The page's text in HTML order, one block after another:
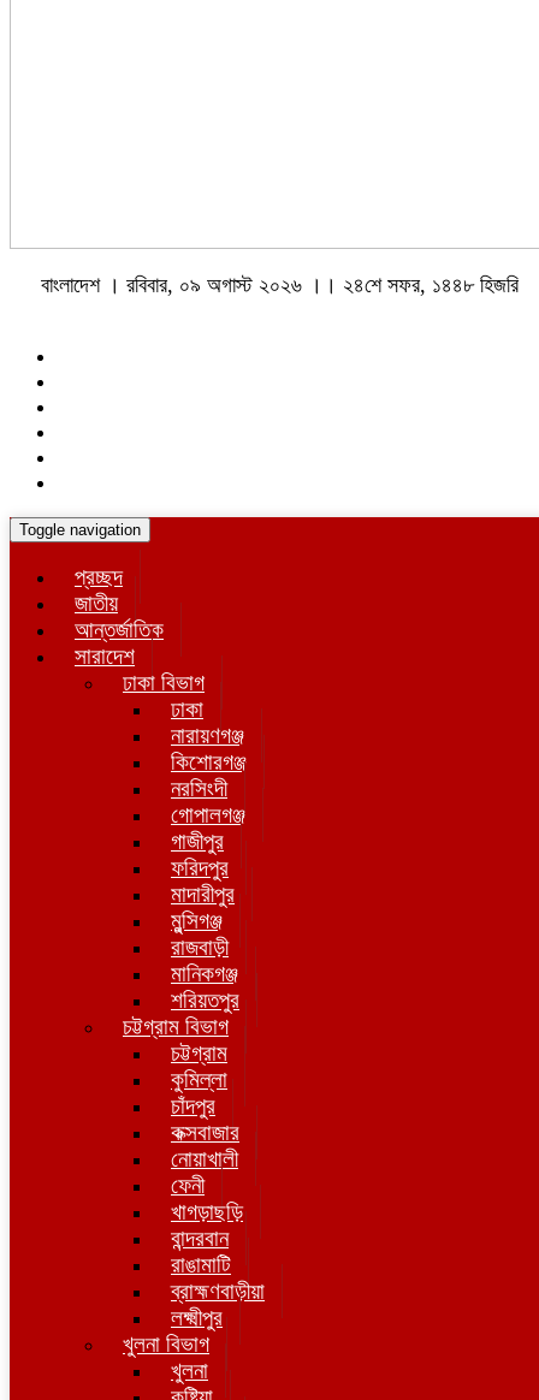
বাংলাদেশ । রবিবার, ০৯ অগাস্ট ২০২৬ ।। ২৪শে সফর, ১৪৪৮ হিজরি
Toggle navigation
প্রচ্ছদ
জাতীয়
আন্তর্জাতিক
সারাদেশ
ঢাকা বিভাগ
ঢাকা
নারায়ণগঞ্জ
কিশোরগঞ্জ
নরসিংদী
গোপালগঞ্জ
গাজীপুর
ফরিদপুর
মাদারীপুর
মুন্সিগঞ্জ
রাজবাড়ী
মানিকগঞ্জ
শরিয়তপুর
চট্টগ্রাম বিভাগ
চট্টগ্রাম
কুমিল্লা
চাঁদপুর
কক্সবাজার
নোয়াখালী
ফেনী
খাগড়াছড়ি
বান্দরবান
রাঙামাটি
ব্রাহ্মণবাড়ীয়া
লক্ষ্মীপুর
খুলনা বিভাগ
খুলনা